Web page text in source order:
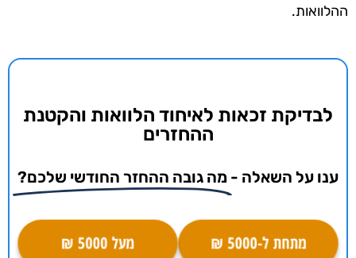
ההלוואות.
לבדיקת זכאות לאיחוד הלוואות והקטנת
ההחזרים
ענו על השאלה - מה גובה ההחזר החודשי שלכם?
מתחת ל-5000 ₪ מעל 5000 ₪